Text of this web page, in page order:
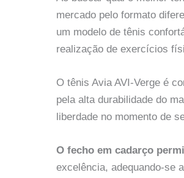
mercado pelo formato
um modelo de tênis
realização de exercícios
O tênis Avia AVI-Verge é
pela alta durabilidade do
liberdade no momento de
O fecho em cadarço
excelência, adequando-se